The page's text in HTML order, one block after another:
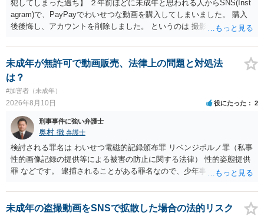
犯してしまった過ち】 ２年前ほどに未成年と思われる人からSNS(Inst
agram)で、PayPayでわいせつな動画を購入してしまいました。 購入
後後悔し、アカウントを削除しました。 というのは 撮影済みなら児童
罪・性的姿態撮影罪 16歳未満だと、不同意わいせつ罪（176条3項）
等が検討されます。 罪名によって、会社PCの押収の可能性も変わって
くるでしょう。 一般論としては、 所持罪だけであれば、 弁護士に相
談した上で、実際に使った端末を持って、警察相談に出向いておけば
会社PCまでは押収されないと思います。 不同意わいせつ罪（176条3
項）になると、 自首したとしても、自宅等の捜索差押等が行われる可
能性があります
未成年が無許可で動画販売、法律上の問題と対処法
は？
#加害者（未成年）
2026年8月10日 役にたった 2
刑事事件に強い弁護士
奥村 徹 弁護士
検討される罪名は わいせつ電磁的記録頒布罪 リベンジポルノ罪（私事
性的画像記録の提供等による被害の防止に関する法律） 性的姿態提供
罪 などです。 逮捕されることがある罪名なので、少年事件を扱う弁護
未成年の盗撮動画をSNSで拡散した場合の法的リスク